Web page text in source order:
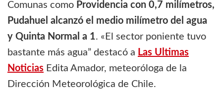
Comunas como Providencia con 0,7 milímetros,
Pudahuel alcanzó el medio milímetro del agua
y Quinta Normal a 1. «El sector poniente tuvo
bastante más agua” destacó a Las Ultimas
Noticias Edita Amador, meteoróloga de la
Dirección Meteorológica de Chile.